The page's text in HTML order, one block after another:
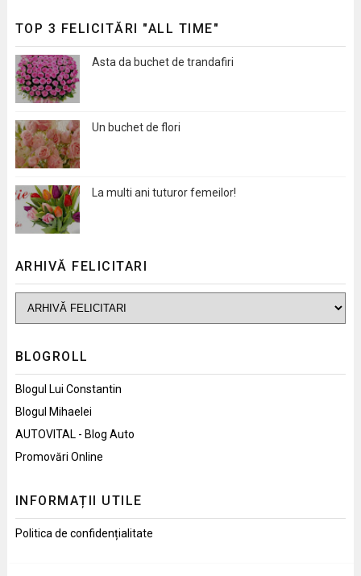
TOP 3 FELICITĂRI "ALL TIME"
Asta da buchet de trandafiri
Un buchet de flori
La multi ani tuturor femeilor!
ARHIVĂ FELICITARI
BLOGROLL
Blogul Lui Constantin
Blogul Mihaelei
AUTOVITAL - Blog Auto
Promovări Online
INFORMAȚII UTILE
Politica de confidențialitate